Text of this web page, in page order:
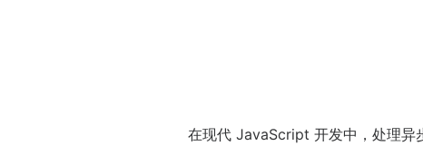
在现代 JavaScript 开发中，处理异